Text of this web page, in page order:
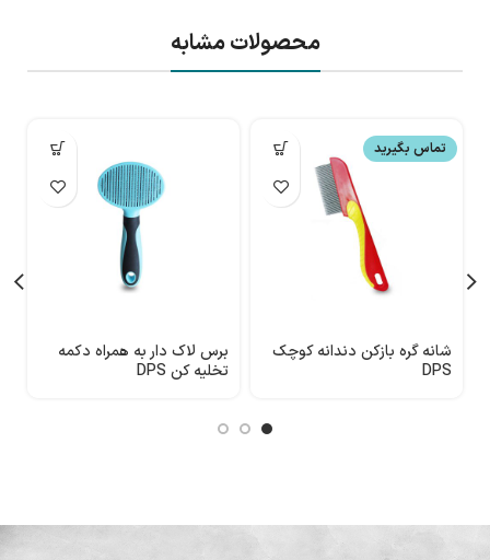
محصولات مشابه
تماس بگیرید
شانه گره بازکن دندانه کوچک
DPS
برس لاک دار به همراه دکمه
تخلیه کن DPS